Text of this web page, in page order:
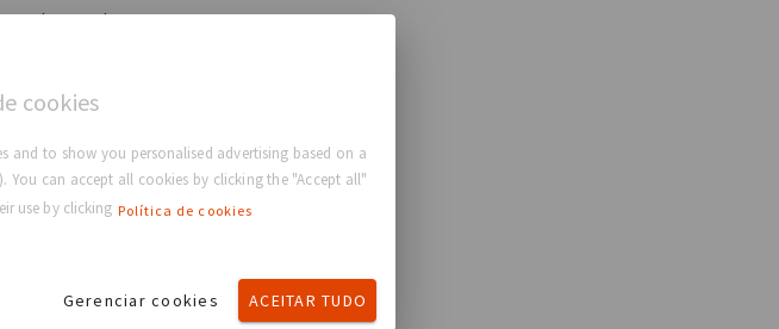
desenvolve,
pacientes se
médica e ao
são apoiados por
e comercial
e
a GCA se
cookies
and to show you personalised advertising based on a
can accept all cookies by clicking the "Accept all"
use by clicking Política de cookies
Gerenciar cookies ACEITAR TUDO